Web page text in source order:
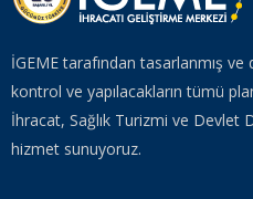
İGEME tarafından tasarlanmış ve
kontrol ve yapılacakların tümü
İhracat, Sağlık Turizmi ve Devlet
hizmet sunuyoruz.